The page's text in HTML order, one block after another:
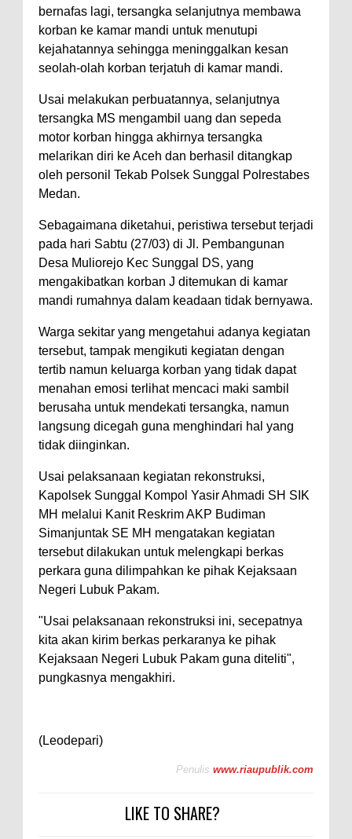
bernafas lagi, tersangka selanjutnya membawa
korban ke kamar mandi untuk menutupi
kejahatannya sehingga meninggalkan kesan
seolah-olah korban terjatuh di kamar mandi.
Usai melakukan perbuatannya, selanjutnya
tersangka MS mengambil uang dan sepeda
motor korban hingga akhirnya tersangka
melarikan diri ke Aceh dan berhasil ditangkap
oleh personil Tekab Polsek Sunggal Polrestabes
Medan.
Sebagaimana diketahui, peristiwa tersebut terjadi
pada hari Sabtu (27/03) di Jl. Pembangunan
Desa Muliorejo Kec Sunggal DS, yang
mengakibatkan korban J ditemukan di kamar
mandi rumahnya dalam keadaan tidak bernyawa.
Warga sekitar yang mengetahui adanya kegiatan
tersebut, tampak mengikuti kegiatan dengan
tertib namun keluarga korban yang tidak dapat
menahan emosi terlihat mencaci maki sambil
berusaha untuk mendekati tersangka, namun
langsung dicegah guna menghindari hal yang
tidak diinginkan.
Usai pelaksanaan kegiatan rekonstruksi,
Kapolsek Sunggal Kompol Yasir Ahmadi SH SIK
MH melalui Kanit Reskrim AKP Budiman
Simanjuntak SE MH mengatakan kegiatan
tersebut dilakukan untuk melengkapi berkas
perkara guna dilimpahkan ke pihak Kejaksaan
Negeri Lubuk Pakam.
"Usai pelaksanaan rekonstruksi ini, secepatnya
kita akan kirim berkas perkaranya ke pihak
Kejaksaan Negeri Lubuk Pakam guna diteliti",
pungkasnya mengakhiri.
(Leodepari)
Penulis www.riaupublik.com
LIKE TO SHARE?